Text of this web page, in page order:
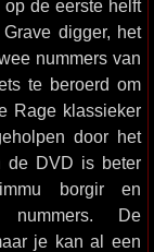
de eerste helft
digger, het
nummers van
te beroerd om
Rage klassieker
door het
de DVD is beter
borgir en
nummers. De
je kan al een